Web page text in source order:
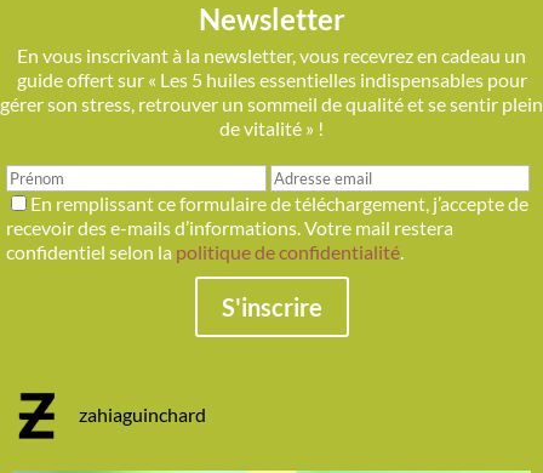
Newsletter
En vous inscrivant à la newsletter, vous recevrez en cadeau un
guide offert sur « Les 5 huiles essentielles indispensables pour
gérer son stress, retrouver un sommeil de qualité et se sentir plein
de vitalité » !
En remplissant ce formulaire de téléchargement, j’accepte de
recevoir des e-mails d’informations. Votre mail restera
confidentiel selon la politique de confidentialité.
S'inscrire
zahiaguinchard